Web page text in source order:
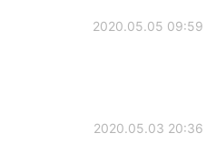
2020.05.05 09:59
2020.05.03 20:36